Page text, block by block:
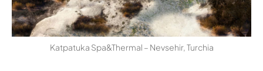
Katpatuka Spa&Thermal – Nevsehir, Turchia